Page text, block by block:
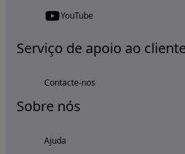
YouTube
Serviço de apoio ao
Contacte-nos
Sobre nós
Ajuda